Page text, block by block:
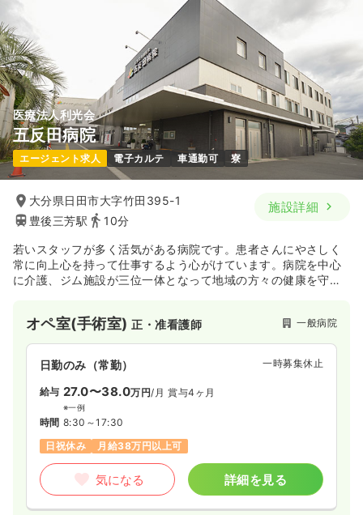
医療法人利光会
五反田病院
エージェント求人 電子カルテ 車通勤可 寮
大分県日田市大字竹田395-1
豊後三芳駅
10分
施設詳細
若いスタッフが多く活気がある病院です。患者さんにやさしく
常に向上心を持って仕事するよう心がけています。病院を中心
に介護、ジム施設が三位一体となって地域の方々の健康を守り
オペ室(手術室)正・准看護師 一般病院
日勤のみ（常勤） 一時募集休止
給与 27.0〜38.0万円/月 賞与4ヶ月
※一例
時間 8:30～17:30
日祝休み
月給38万円以上可
気になる 詳細を見る